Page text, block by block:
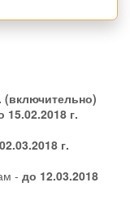
(включительно)
15.02.2018 г.
г.
- до 12.03.2018